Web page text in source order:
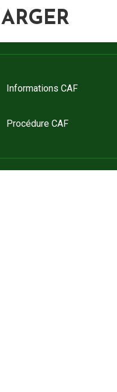
Informations CAF
Procédure CAF